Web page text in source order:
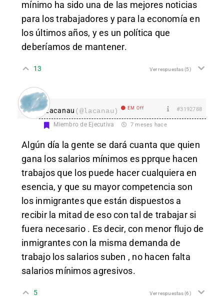
mínimo ha sido una de las mejores noticias
para los trabajadores y para la economía en
los últimos años, y es un política que
deberíamos de mantener.
13 Ver respuestas(5)
Lacanau (@lacanau) EM Off #3192788
Miembro de Ejecutiva 7 meses hace
Algún día la gente se dará cuanta que quien
gana los salarios mínimos es pprque hacen
trabajos que los puede hacer cualquiera en
esencia, y que su mayor competencia son
los inmigrantes que están dispuestos a
recibir la mitad de eso con tal de trabajar si
fuera necesario . Es decir, con menor flujo de
inmigrantes con la misma demanda de
trabajo los salarios suben , no hacen falta
salarios mínimos agresivos.
5 Ver respuestas(6)